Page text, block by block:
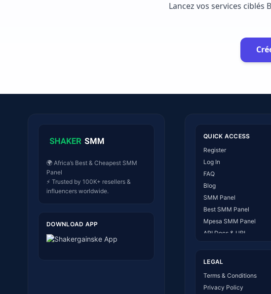
Lancez vos services
🌍 Africa’s Best & Cheapest SMM
Panel
⚡ Trusted by 100K+ resellers &
influencers worldwide.
DOWNLOAD APP
QUICK ACCESS
Register
Log In
FAQ
Blog
SMM Panel
Best SMM Panel
Mpesa SMM Panel
API Docs & URL
How It Works
LEGAL
Terms & Conditions
Privacy Policy